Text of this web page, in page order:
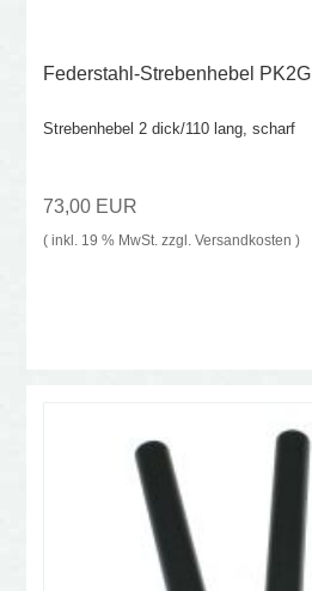
Federstahl-Strebenhebel
Strebenhebel 2 dick/110 lang, scharf
73,00 EUR
( inkl. 19 % MwSt. zzgl. Versandkosten )